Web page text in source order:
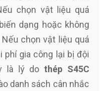
chọn vật liệu quá
dạng hoặc không
chọn vật liệu quá
phí gia công lại bị đội
là lý dothép S45C
danh sách cân nhắc